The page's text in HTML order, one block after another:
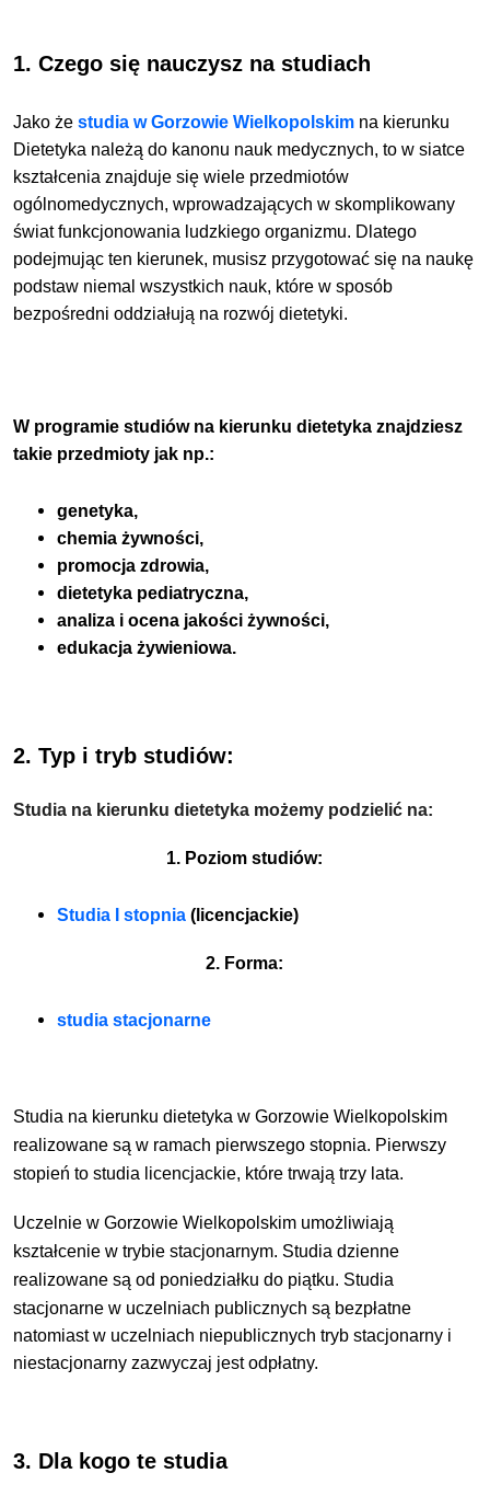
1. Czego się nauczysz na studiach
Jako żestudia w Gorzowie Wielkopolskim na kierunku
Dietetyka należą do kanonu nauk medycznych, to w siatce
kształcenia znajduje się wiele przedmiotów
ogólnomedycznych, wprowadzających w skomplikowany
świat funkcjonowania ludzkiego organizmu. Dlatego
podejmując ten kierunek, musisz przygotować się na naukę
podstaw niemal wszystkich nauk, które w sposób
bezpośredni oddziałują na rozwój dietetyki.
W programie studiów na kierunku dietetyka znajdziesz
takie przedmioty jak np.:
genetyka,
chemia żywności,
promocja zdrowia,
dietetyka pediatryczna,
analiza i ocena jakości żywności,
edukacja żywieniowa.
2. Typ i tryb studiów:
Studia na kierunku dietetyka możemy podzielić na:
1. Poziom studiów:
Studia I stopnia (licencjackie)
2. Forma:
studia stacjonarne
Studia na kierunku dietetyka w Gorzowie Wielkopolskim
realizowane są w ramach pierwszegostopnia. Pierwszy
stopień to studia licencjackie, które trwają trzy lata.
Uczelnie w Gorzowie Wielkopolskim umożliwiają
kształcenie w trybie stacjonarnym. Studia dzienne
realizowane są od poniedziałku do piątku. Studia
stacjonarne w uczelniach publicznych są bezpłatne
natomiast w uczelniach niepublicznych trybstacjonarny i
niestacjonarny zazwyczaj jest odpłatny.
3. Dla kogo te studia